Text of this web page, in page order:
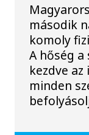
második
komoly
A hőség
kezdve
minden